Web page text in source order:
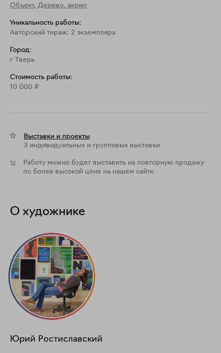
Объект, Дерево, акрил
Уникальность работы:
Авторский тираж: 2 экземпляра
Город:
г Тверь
Стоимость работы:
10 000 ₽
Выставки и проекты
3 индивидуальных и групповых выставки
Работу можно будет выставить на повторную продажу
по более высокой цене на нашем сайте
О художнике
Юрий Ростиславский